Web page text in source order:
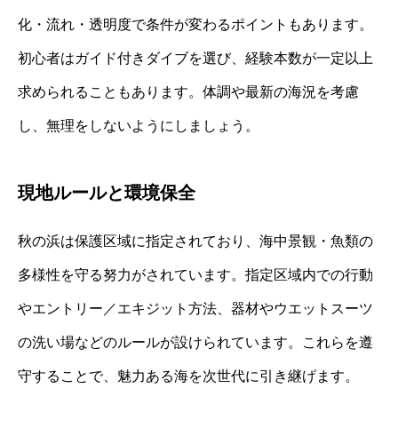
化・流れ・透明度で条件が変わるポイントもあります。
初心者はガイド付きダイブを選び、経験本数が一定以上
求められることもあります。体調や最新の海況を考慮
し、無理をしないようにしましょう。
現地ルールと環境保全
秋の浜は保護区域に指定されており、海中景観・魚類の
多様性を守る努力がされています。指定区域内での行動
やエントリー／エキジット方法、器材やウエットスーツ
の洗い場などのルールが設けられています。これらを遵
守することで、魅力ある海を次世代に引き継げます。